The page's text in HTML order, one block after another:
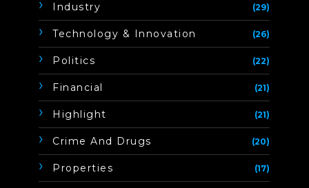
Industry (29)
Technology & Innovation (26)
Politics (22)
Financial (21)
Highlight (21)
Crime And Drugs (20)
Properties (17)